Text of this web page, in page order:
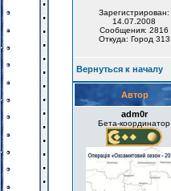
Зарегистрирован:
14.07.2008
Сообщения: 2816
Откуда: Город 313
Вернуться к началу
Автор
adm0r
Бета-координатор